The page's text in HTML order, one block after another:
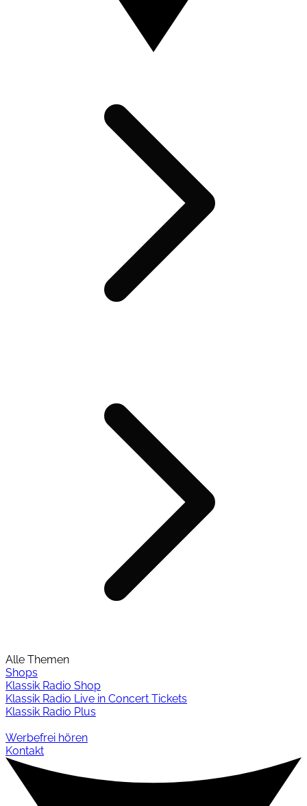
Alle Themen
Shops
Klassik Radio Shop
Klassik Radio Live in Concert Tickets
Klassik Radio Plus
Werbefrei hören
Kontakt